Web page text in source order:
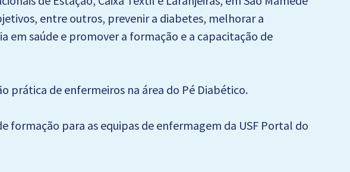
entre outros, prevenir a diabetes, melhorar a
saúde e promover a formação e a capacitação de
prática de enfermeiros na área do Pé Diabético.
formação para as equipas de enfermagem da USF Portal do